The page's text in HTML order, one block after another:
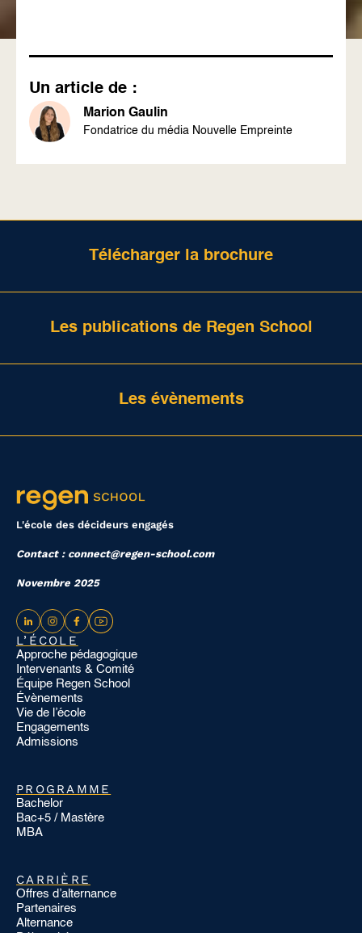
Un article de :
Marion Gaulin
Fondatrice du média Nouvelle Empreinte
Télécharger la brochure
Les publications de Regen School
Les évènements
L'école des décideurs engagés
Contact : connect@regen-school.com
Novembre 2025
L’ÉCOLE
Approche pédagogique
Intervenants & Comité
Équipe Regen School
Évènements
Vie de l’école
Engagements
Admissions
PROGRAMME
Bachelor
Bac+5 / Mastère
MBA
CARRIÈRE
Offres d’alternance
Partenaires
Alternance